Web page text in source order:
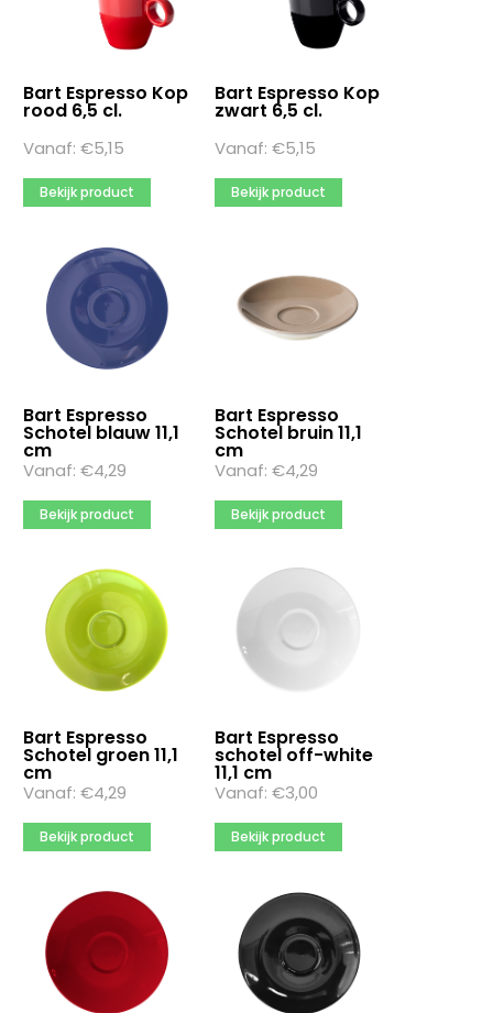
Bart Espresso Kop
rood 6,5 cl.
Vanaf: €5,15
Bekijk product
Bart Espresso Kop
zwart 6,5 cl.
Vanaf:€5,15
Bekijk product
Bart Espresso
Schotel blauw 11,1
cm
Vanaf: €4,29
Bekijk product
Bart Espresso
Schotel bruin 11,1
cm
Vanaf:€4,29
Bekijk product
Bart Espresso
Schotel groen 11,1
cm
Vanaf: €4,29
Bekijk product
Bart Espresso
schotel off-white
11,1 cm
Vanaf:€3,00
Bekijk product